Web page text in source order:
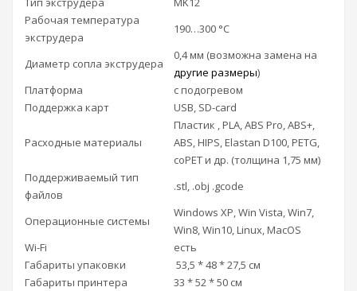
Рабочая температура
экструдера
190…300 °С
Диаметр сопла экструдера
0,4 мм (возможна замена на
другие размеры)
Платформа
с подогревом
Поддержка карт
USB, SD-card
Расходные материалы
Пластик , PLA, ABS Pro, ABS+,
ABS, HIPS, Elastan D100, PETG,
coPET и др. (толщина 1,75 мм)
Поддерживаемый тип
файлов
.stl, .obj .gcode
Операционные системы
Windows XP, Win Vista, Win7,
Win8, Win10, Linux, MacOS
Wi-Fi
есть
Габариты упаковки
53,5 * 48 * 27,5 см
Габариты принтера
33 * 52 * 50 см